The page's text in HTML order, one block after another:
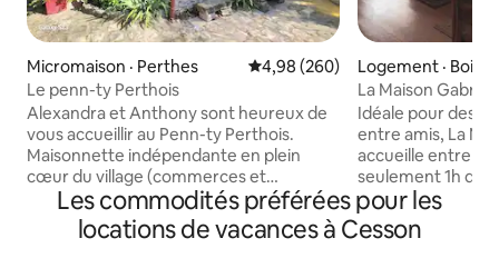
Micromaison · Perthes Note moyenne de 4,98 sur 5,
4,98 (260)
Le penn-ty Perthois
Alexandra et Anthony sont heureux de
vous accueillir au Penn-ty Perthois.
Maisonnette indépendante en plein
cœur du village (commerces et
restauration à 50 mètres et grande
surface à 3 minutes en voiture), situé
dans le parc naturel du gatinais. Venez
Logement ·
rand
La Maison
grand jardin
Idéale pour des
entre amis, La
accueille entre
seulement 1h de
Fontainebleau et
Disneyland.
éco responsable
Les commodités préférées pour les
locations de vacances à Cesson